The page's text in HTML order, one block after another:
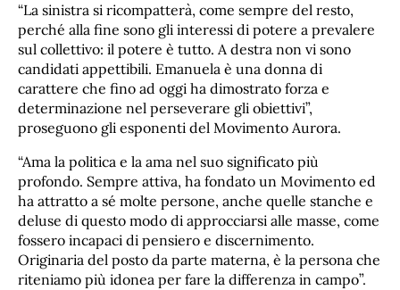
“La sinistra si ricompatterà, come sempre del resto,
perché alla fine sono gli interessi di potere a prevalere
sul collettivo: il potere è tutto. A destra non vi sono
candidati appettibili. Emanuela è una donna di
carattere che fino ad oggi ha dimostrato forza e
determinazione nel perseverare gli obiettivi”,
proseguono gli esponenti del Movimento Aurora.
“Ama la politica e la ama nel suo significato più
profondo. Sempre attiva, ha fondato un Movimento ed
ha attratto a sé molte persone, anche quelle stanche e
deluse di questo modo di approcciarsi alle masse, come
fossero incapaci di pensiero e discernimento.
Originaria del posto da parte materna, è la persona che
riteniamo più idonea per fare la differenza in campo”.